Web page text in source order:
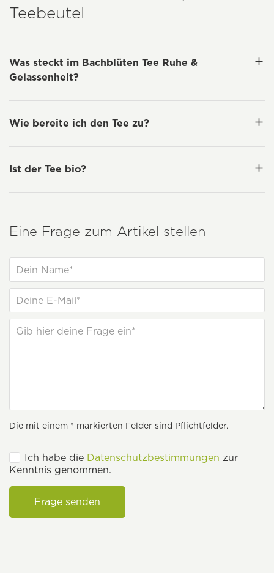
Teebeutel
Was steckt im Bachblüten Tee Ruhe &
Gelassenheit?
Wie bereite ich den Tee zu?
Ist der Tee bio?
Eine Frage zum Artikel stellen
Die mit einem * markierten Felder sind Pflichtfelder.
Ich habe die Datenschutzbestimmungen zur
Kenntnis genommen.
Frage senden